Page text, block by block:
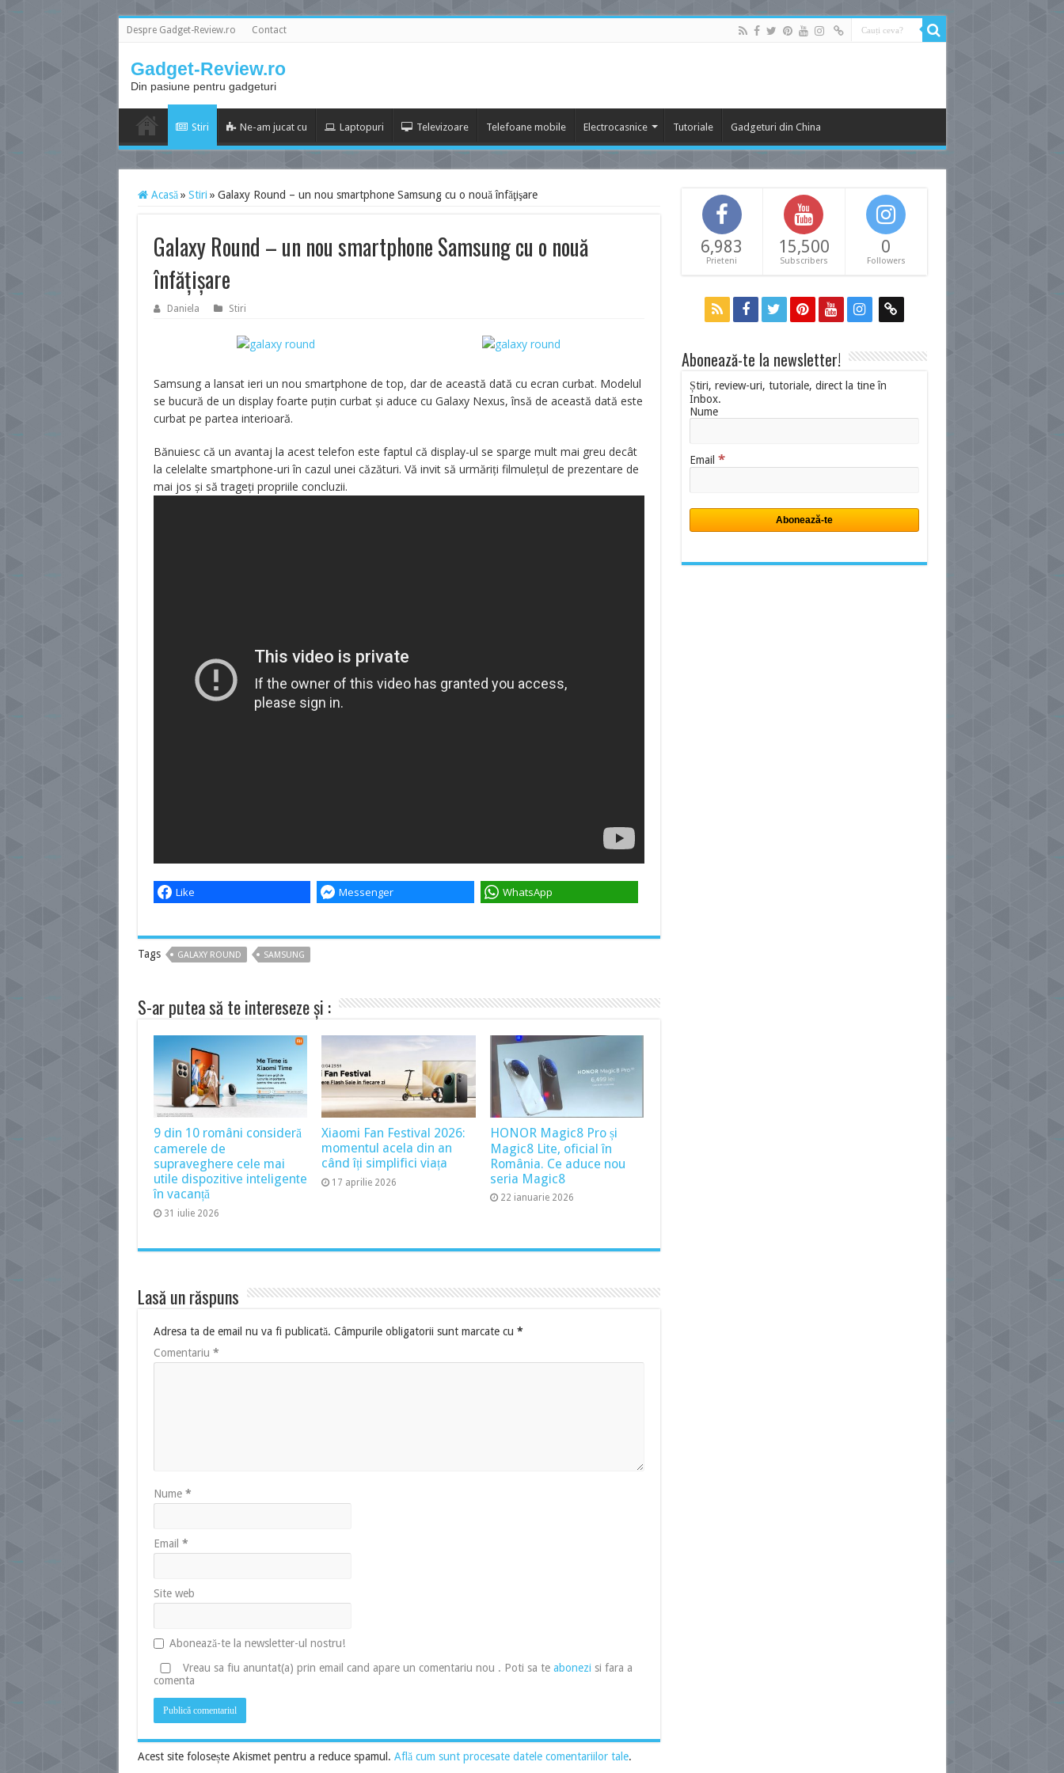
Despre Gadget-Review.ro Contact
Gadget-Review.ro
Din pasiune pentru gadgeturi
Stiri Ne-am jucat cu Laptopuri Televizoare Telefoane mobile Electrocasnice Tutoriale Gadgeturi din China
Acasă » Stiri » Galaxy Round – un nou smartphone Samsung cu o nouă înfăţişare
Galaxy Round – un nou smartphone Samsung cu o nouă
înfăţişare
Daniela Stiri
Samsung a lansat ieri un nou smartphone de top, dar de această dată cu ecran curbat. Modelul
se bucură de un display foarte puţin curbat şi aduce cu Galaxy Nexus, însă de această dată este
curbat pe partea interioară.
Bănuiesc că un avantaj la acest telefon este faptul că display-ul se sparge mult mai greu decât
la celelalte smartphone-uri în cazul unei căzături. Vă invit să urmăriţi filmuleţul de prezentare de
mai jos şi să trageţi propriile concluzii.
Like Messenger WhatsApp
Tags GALAXY ROUND SAMSUNG
S-ar putea să te intereseze și :
9 din 10 români consideră
camerele de
supraveghere cele mai
utile dispozitive inteligente
în vacanță
31 iulie 2026
Xiaomi Fan Festival 2026:
momentul acela din an
când îți simplifici viața
17 aprilie 2026
HONOR Magic8 Pro și
Magic8 Lite, oficial în
România. Ce aduce nou
seria Magic8
22 ianuarie 2026
Lasă un răspuns
Adresa ta de email nu va fi publicată. Câmpurile obligatorii sunt marcate cu *
Comentariu *
Nume *
Email *
Site web
Abonează-te la newsletter-ul nostru!
Vreau sa fiu anuntat(a) prin email cand apare un comentariu nou . Poti sa te abonezi si fara a
comenta
Acest site folosește Akismet pentru a reduce spamul. Află cum sunt procesate datele comentariilor tale.
6,983
Prieteni
15,500
Subscribers
0
Followers
Abonează-te la newsletter!
Știri, review-uri, tutoriale, direct la tine în
Inbox.
Nume
Email *